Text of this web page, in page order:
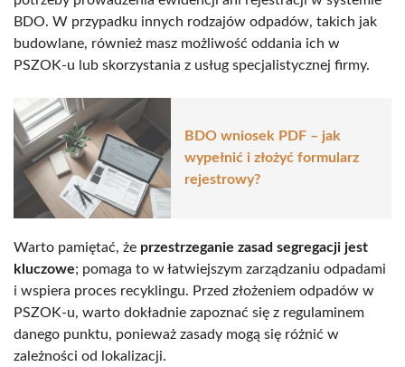
BDO. W przypadku innych rodzajów odpadów, takich jak
budowlane, również masz możliwość oddania ich w
PSZOK-u lub skorzystania z usług specjalistycznej firmy.
BDO wniosek PDF – jak
wypełnić i złożyć formularz
rejestrowy?
Warto pamiętać, że przestrzeganie zasad segregacji jest
kluczowe; pomaga to w łatwiejszym zarządzaniu odpadami
i wspiera proces recyklingu. Przed złożeniem odpadów w
PSZOK-u, warto dokładnie zapoznać się z regulaminem
danego punktu, ponieważ zasady mogą się różnić w
zależności od lokalizacji.